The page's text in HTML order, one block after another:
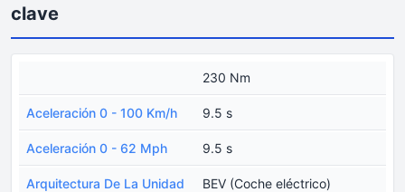
clave
230 Nm
Aceleración 0 - 100 Km/h 9.5 s
Aceleración 0 - 62 Mph 9.5 s
Arquitectura De La Unidad
BEV (Coche eléctrico)